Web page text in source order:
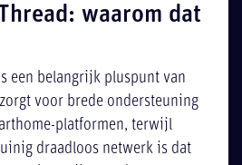
waarom dat
een belangrijk pluspunt van
voor brede ondersteuning
platformen, terwijl
draadloos netwerk is dat